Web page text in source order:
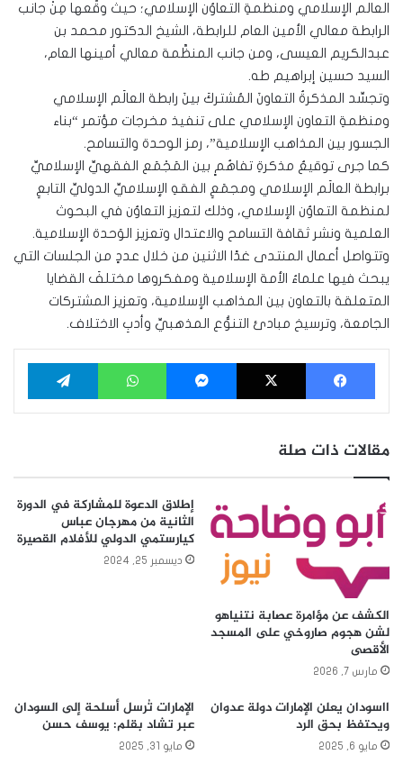
العالم الإسلامي ومنظمةِ التعاوُن الإسلامي؛ حيث وقَّعها مِنْ جانب
الرابطة معالي الأمين العام للرابطة، الشيخ الدكتور محمد بن
عبدالكريم العيسى، ومن جانب المنظَّمة معالي أمينها العام،
السيد حسين إبراهيم طه.
وتجسِّد المذكرةُ التعاونَ المُشتركَ بينَ رابطة العالَم الإسلامي
ومنظمةِ التعاون الإسلامي على تنفيذ مخرجات مؤتمر “بناء
الجسور بين المذاهب الإسلامية”، رمز الوحدة والتسامح.
كما جرى توقيعُ مذكرةِ تفاهُمٍ بين المَجْمَع الفقهيِّ الإسلاميِّ
برابطة العالَم الإسلامي ومجمَعِ الفقهِ الإسلاميِّ الدوليِّ التابعِ
لمنظمة التعاوُن الإسلامي، وذلك لتعزيز التعاوُن في البحوث
العلمية ونشر ثقافة التسامح والاعتدال وتعزيز الوَحدة الإسلامية.
وتتواصل أعمال المنتدى غدًا الاثنين من خلال عددٍ من الجلسات التي
يبحث فيها علماءُ الأمة الإسلامية ومفكروها مختلفَ القضايا
المتعلقة بالتعاون بين المذاهب الإسلامية، وتعزيز المشتركات
الجامعة، وترسيخ مبادئ التنوُّع المذهبيِّ وأدبِ الاختلاف.
فيسبوك ‫X ماسنجر واتساب
مقالات ذات صلة
الكشف عن مؤامرة عصابة نتنياهو
لشن هجوم صاروخي على المسجد
الأقصى
مارس 7, 2026
إطلاق الدعوة للمشاركة في الدورة
الثانية من مهرجان عباس
كيارستمي الدولي للأفلام القصيرة
ديسمبر 25, 2024
ااسودان يعلن الإمارات دولة عدوان
ويحتفظ بحق الرد
مايو 6, 2025
الإمارات تُرسل أسلحة إلى السودان
عبر تشاد بقلم: يوسف حسن
مايو 31, 2025